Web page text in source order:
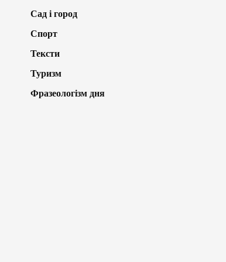
Сад і город
Спорт
Тексти
Туризм
Фразеологізм дня